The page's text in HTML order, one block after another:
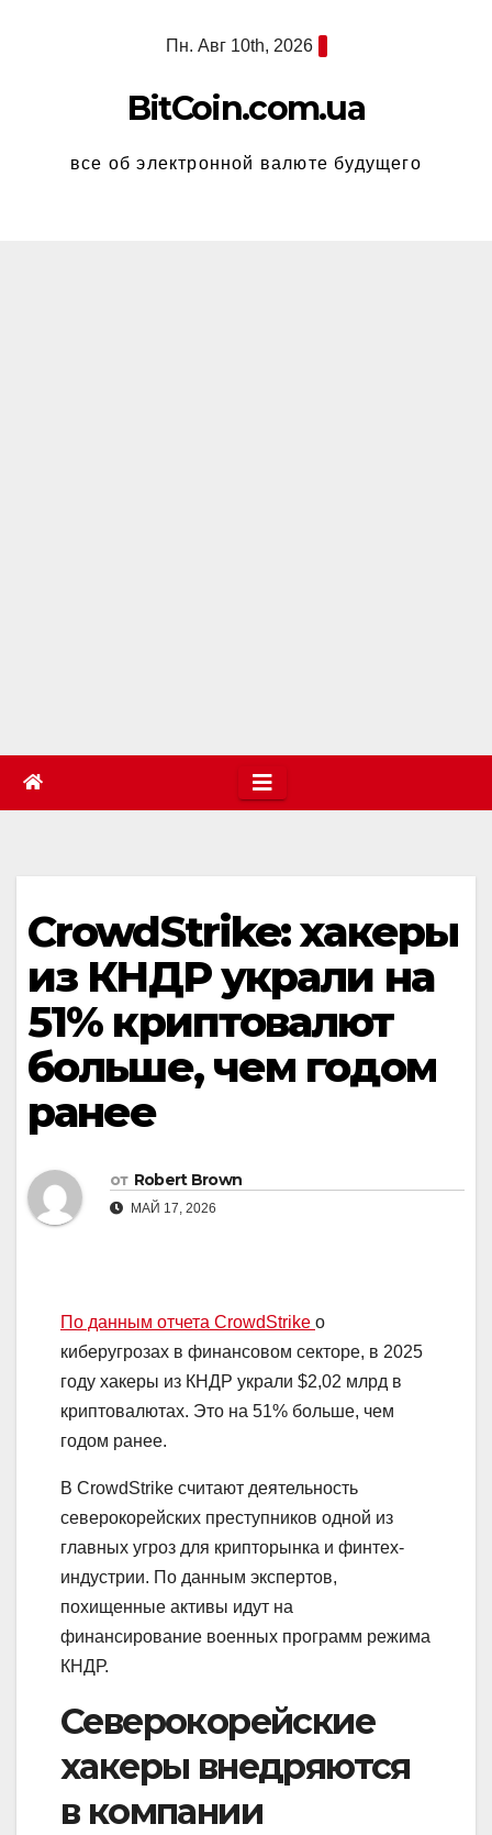
Пн. Авг 10th, 2026
BitCoin.com.ua
все об электронной валюте будущего
CrowdStrike: хакеры
из КНДР украли на
51% криптовалют
больше, чем годом
ранее
от Robert Brown
МАЙ 17, 2026
По данным отчета CrowdStrike о
киберугрозах в финансовом секторе, в 2025
году хакеры из КНДР украли $2,02 млрд в
криптовалютах. Это на 51% больше, чем
годом ранее.
В CrowdStrike считают деятельность
северокорейских преступников одной из
главных угроз для крипторынка и финтех-
индустрии. По данным экспертов,
похищенные активы идут на
финансирование военных программ режима
КНДР.
Северокорейские
хакеры внедряются
в компании